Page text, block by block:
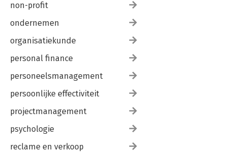
non-profit
ondernemen
organisatiekunde
personal finance
personeelsmanagement
persoonlijke effectiviteit
projectmanagement
psychologie
reclame en verkoop